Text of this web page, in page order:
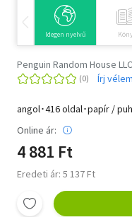
Idegen nyelvű
Penguin Random House
Írj
angol･416 oldal･papír /
Online ár:
4 881 Ft
Eredeti ár: 5 137 Ft